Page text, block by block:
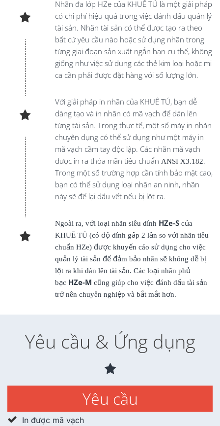
Nhãn đa lớp HZe của KHUÊ TÚ là một giải pháp
có chi phí hiệu quả trong việc đánh dấu quản lý
tài sản. Nhãn tài sản có thể được tạo ra theo
bất cứ yêu cầu nào hoặc sử dụng nhãn trong
từng giai đoạn sản xuất ngắn hạn cụ thể, không
giống như việc sử dụng các thẻ kim loại hoặc mi
ca cần phải được đặt hàng với số lượng lớn.
Với giải pháp in nhãn của KHUÊ TÚ, bạn dễ
dàng tạo và in nhãn có mã vạch để dán lên
từng tài sản. Trong thực tế, một số máy in nhãn
chuyên dụng có thể sử dụng như một máy in
mã vạch cầm tay độc lập. Các nhãn mã vạch
được in ra thỏa mãn tiêu chuẩn ANSI X3.182.
Trong một số trường hợp cần tính bảo mật cao,
bạn có thể sử dụng loại nhãn an ninh, nhãn
này sẽ để lại dấu vết nếu bị lột ra.
Ngoài ra, với loại nhãn siêu dính HZe-S của
KHUÊ TÚ (có độ dính gấp 2 lần so với nhãn tiêu
chuẩn HZe) được khuyến cáo sử dụng cho việc
quản lý tài sản để đảm bảo nhãn sẽ không dễ bị
lột ra khi dán lên tài sản. Các loại nhãn phủ
bạc HZe-M cũng giúp cho việc đánh dấu tài sản
trở nên chuyên nghiệp và bắt mắt hơn.
Yêu cầu & Ứng dụng
Yêu cầu
In được mã vạch